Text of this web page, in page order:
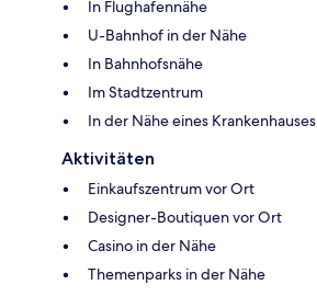
In Flughafennähe
U-Bahnhof in der Nähe
In Bahnhofsnähe
Im Stadtzentrum
In der Nähe eines Krankenhauses
Aktivitäten
Einkaufszentrum vor Ort
Designer-Boutiquen vor Ort
Casino in der Nähe
Themenparks in der Nähe